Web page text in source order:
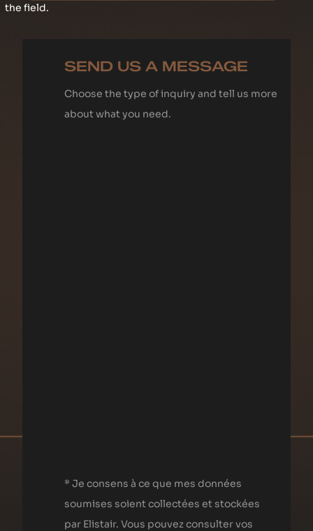
the field.
SEND US A MESSAGE
Choose the type of inquiry and tell us more
about what you need.
* Je consens à ce que mes données
soumises soient collectées et stockées
par Elistair. Vous pouvez consulter vos